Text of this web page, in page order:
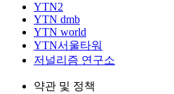
YTN2
YTN dmb
YTN world
YTN서울타워
저널리즘 연구소
약관 및 정책